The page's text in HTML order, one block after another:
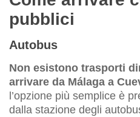
pubblici
Autobus
Non esistono trasporti
arrivare da Málaga a
l’opzione più semplice è
dalla stazione degli